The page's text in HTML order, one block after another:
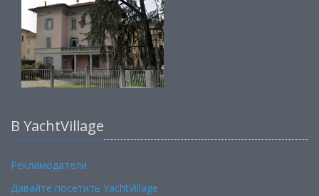
В YachtVillage
Рекламодатели
Давайте посетить YachtVillage